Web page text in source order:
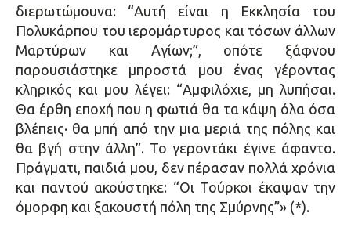
διερωτώμουνα: “Αυτή είναι η Εκκλησία του
Πολυκάρπου του ιερομάρτυρος και τόσων άλλων
Μαρτύρων και Αγίων;”, οπότε ξάφνου
παρουσιάστηκε μπροστά μου ένας γέροντας
κληρικός και μου λέγει: “Αμφιλόχιε, μη λυπήσαι.
Θα έρθη εποχή που η φωτιά θα τα κάψη όλα όσα
βλέπεις· θα μπή από την μια μεριά της πόλης και
θα βγή στην άλλη”. Το γεροντάκι έγινε άφαντο.
Πράγματι, παιδιά μου, δεν πέρασαν πολλά χρόνια
και παντού ακούστηκε: “Οι Τούρκοι έκαψαν την
όμορφη και ξακουστή πόλη της Σμύρνης”» (*).